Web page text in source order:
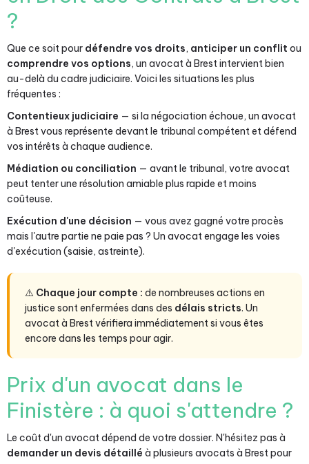
?
Que ce soit pour défendre vos droits, anticiper un conflit ou
comprendre vos options, un avocat à Brest intervient bien
au-delà du cadre judiciaire. Voici les situations les plus
fréquentes :
Contentieux judiciaire — si la négociation échoue, un avocat
à Brest vous représente devant le tribunal compétent et défend
vos intérêts à chaque audience.
Médiation ou conciliation — avant le tribunal, votre avocat
peut tenter une résolution amiable plus rapide et moins
coûteuse.
Exécution d'une décision — vous avez gagné votre procès
mais l'autre partie ne paie pas ? Un avocat engage les voies
d'exécution (saisie, astreinte).
⚠️ Chaque jour compte : de nombreuses actions en
justice sont enfermées dans des délais stricts. Un
avocat à Brest vérifiera immédiatement si vous êtes
encore dans les temps pour agir.
Prix d'un avocat dans le
Finistère : à quoi s'attendre ?
Le coût d'un avocat dépend de votre dossier. N'hésitez pas à
demander un devis détaillé à plusieurs avocats à Brest pour